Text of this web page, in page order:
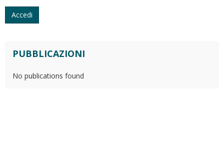
Accedi
PUBBLICAZIONI
No publications found